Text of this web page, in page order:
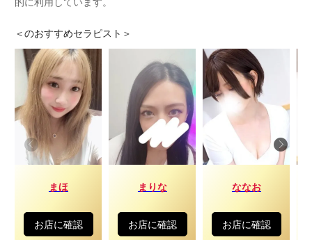
＜のおすすめセラピスト＞
まほ
お店に確認
まりな
お店に確認
ななお
お店に確認